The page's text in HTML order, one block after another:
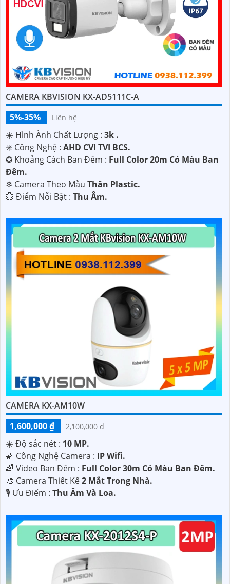
CAMERA KBVISION KX-AD5111C-A
5%-35%
Liên hệ
☀️ Hình Ành Chất Lượng : 3k .
✳️ Công Nghệ : AHD CVI TVI BCS.
✪ Khoảng Cách Ban Đêm : Full Color 20m Có Màu Ban
Ðêm.
❄ Camera Theo Mẫu Thân Plastic.
️💮 Điểm Nỗi Bật : Thu Âm.
CAMERA KX-AM10W
1,600,000 ₫
2,100,000 ₫
☀️ Độ sắc nét : 10 MP.
🌠 Công Nghệ Camera : IP Wifi.
🌈 Video Ban Đêm : Full Color 30m Có Màu Ban Ðêm.
🎨 Camera Thiết Kế2 Mắt Trong Nhà.
️🎙 Ưu Điểm : Thu Âm Và Loa.